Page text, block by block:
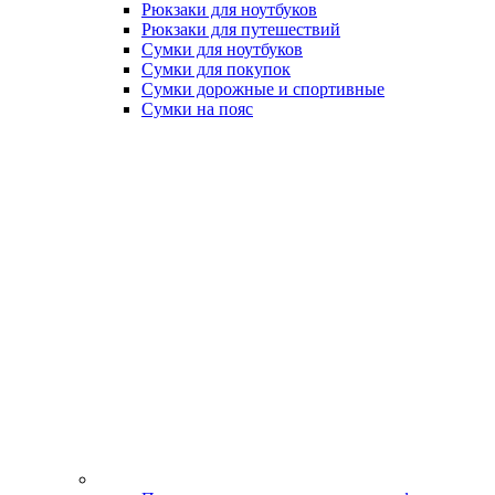
Рюкзаки для ноутбуков
Рюкзаки для путешествий
Сумки для ноутбуков
Сумки для покупок
Сумки дорожные и спортивные
Сумки на пояс